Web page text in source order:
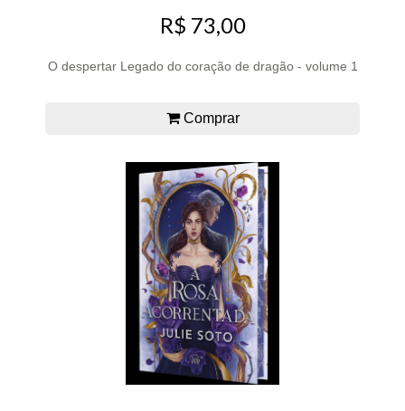
R$ 73,00
O despertar Legado do coração de dragão - volume 1
Comprar